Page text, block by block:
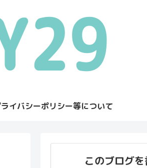
イバシーポリシー等について
このブログ